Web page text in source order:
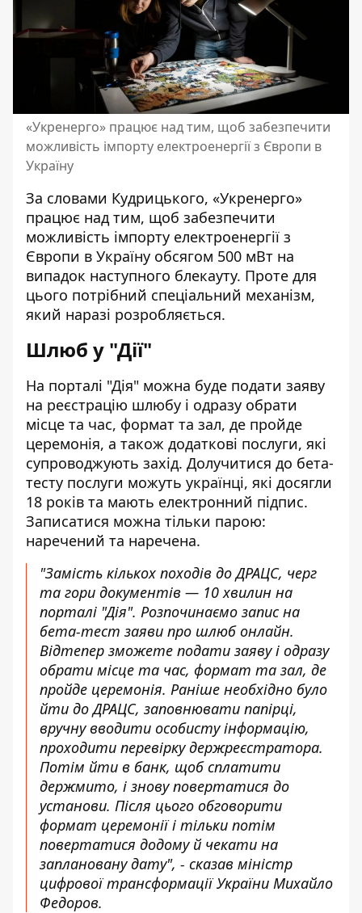
«Укренерго» працює над тим, щоб забезпечити
можливість імпорту електроенергії з Європи в
Україну
За словами Кудрицького, «Укренерго»
працює над тим, щоб забезпечити
можливість імпорту електроенергії з
Європи в Україну обсягом 500 мВт на
випадок наступного блекауту. Проте для
цього потрібний спеціальний механізм,
який наразі розробляється.
Шлюб у "Дії"
На порталі "Дія" можна буде подати заяву
на реєстрацію шлюбу і одразу обрати
місце та час, формат та зал, де пройде
церемонія, а також додаткові послуги, які
супроводжують захід. Долучитися до бета-
тесту послуги можуть українці, які досягли
18 років та мають електронний підпис.
Записатися можна тільки парою:
наречений та наречена.
"Замість кількох походів до ДРАЦС, черг
та гори документів — 10 хвилин на
порталі "Дія". Розпочинаємо запис на
бета-тест заяви про шлюб онлайн.
Відтепер зможете подати заяву і одразу
обрати місце та час, формат та зал, де
пройде церемонія. Раніше необхідно було
йти до ДРАЦС, заповнювати папірці,
вручну вводити особисту інформацію,
проходити перевірку держреєстратора.
Потім йти в банк, щоб сплатити
держмито, і знову повертатися до
установи. Після цього обговорити
формат церемонії і тільки потім
повертатися додому й чекати на
заплановану дату", - сказав міністр
цифрової трансформації України Михайло
Федоров.